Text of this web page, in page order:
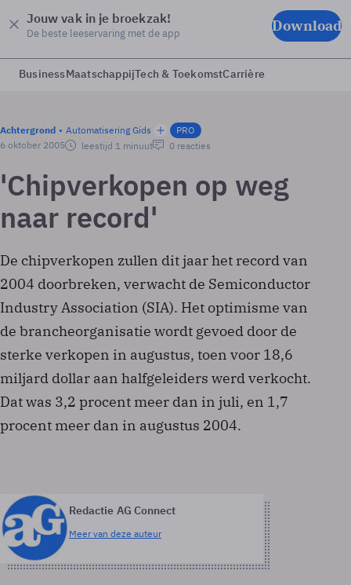
Jouw vak in je broekzak!
De beste leeservaring met de app Download
BusinessMaatschappijTech & ToekomstCarrière
Achtergrond Automatisering Gids
PRO
6 oktober 2005
leestijd 1 minuut 0 reacties
'Chipverkopen op weg
naar record'
De chipverkopen zullen dit jaar het record van
2004 doorbreken, verwacht de Semiconductor
Industry Association (SIA). Het optimisme van
de brancheorganisatie wordt gevoed door de
sterke verkopen in augustus, toen voor 18,6
miljard dollar aan halfgeleiders werd verkocht.
Dat was 3,2 procent meer dan in juli, en 1,7
procent meer dan in augustus 2004.
Redactie AG Connect
Meer van deze auteur